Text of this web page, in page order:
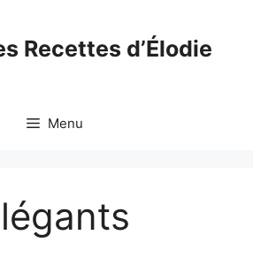
Recettes d’Élodie
Menu